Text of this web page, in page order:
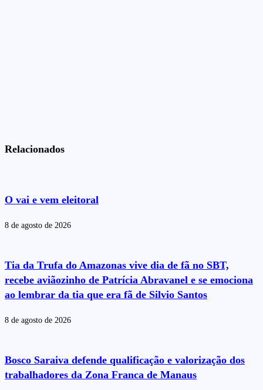
Relacionados
O vai e vem eleitoral
8 de agosto de 2026
Tia da Trufa do Amazonas vive dia de fã no SBT,
recebe aviãozinho de Patrícia Abravanel e se emociona
ao lembrar da tia que era fã de Silvio Santos
8 de agosto de 2026
Bosco Saraiva defende qualificação e valorização dos
trabalhadores da Zona Franca de Manaus